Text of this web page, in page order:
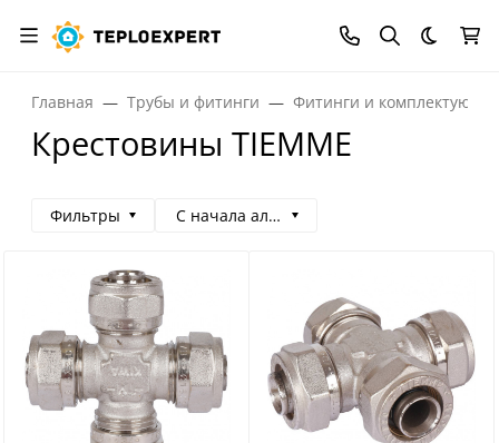
Темная
Главная Трубы и фитинги Фитинги и
Крестовины TIEMME
Фильтры С начала алфавита